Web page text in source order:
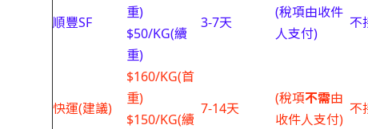
順豐SF
重)
$50/KG(續
重)
3-7天
(稅項由收件
人支付)
不
快運(建議)
$160/KG(首
重)
$150/KG(續
7-14天
(稅項不需由
收件人支付)
不